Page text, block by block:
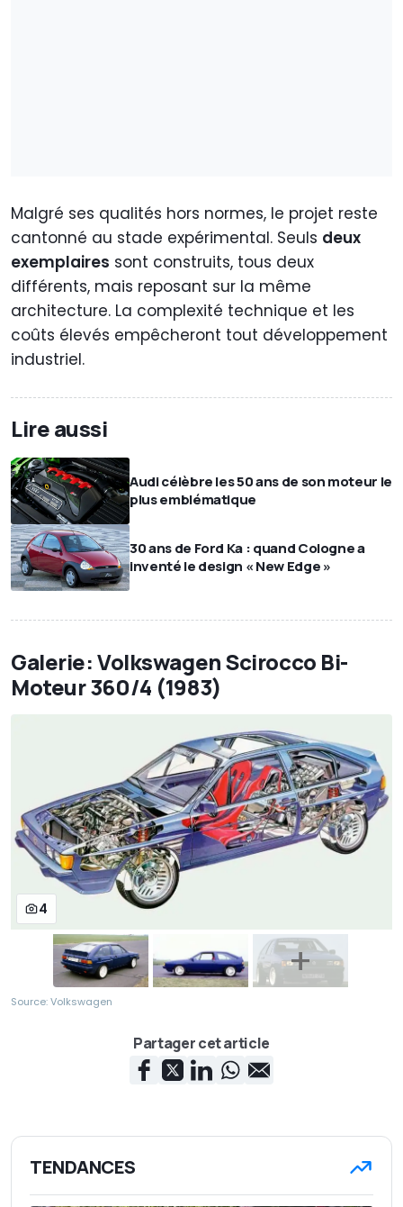
Malgré ses qualités hors normes, le projet reste
cantonné au stade expérimental. Seuls deux
exemplaires sont construits, tous deux
différents, mais reposant sur la même
architecture. La complexité technique et les
coûts élevés empêcheront tout développement
industriel.
Lire aussi
Audi célèbre les 50 ans de son moteur le
plus emblématique
30 ans de Ford Ka : quand Cologne a
inventé le design « New Edge »
Galerie: Volkswagen Scirocco Bi-
Moteur 360/4 (1983)
4
Source: Volkswagen
Partager cet article
TENDANCES